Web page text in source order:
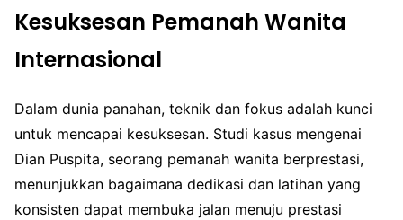
Kesuksesan Pemanah Wanita
Internasional
Dalam dunia panahan, teknik dan fokus adalah kunci
untuk mencapai kesuksesan. Studi kasus mengenai
Dian Puspita, seorang pemanah wanita berprestasi,
menunjukkan bagaimana dedikasi dan latihan yang
konsisten dapat membuka jalan menuju prestasi